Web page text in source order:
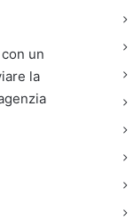
un
la